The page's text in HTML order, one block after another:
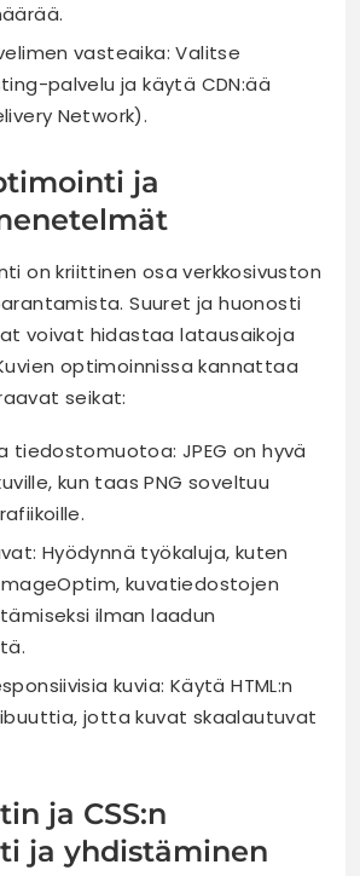
vasteaika: Valitse
palvelu ja käytä CDN:ää
Network).
ja
on kriittinen osa verkkosivuston
Suuret ja huonosti
voivat hidastaa latausaikoja
optimoinnissa kannattaa
seikat:
tiedostomuotoa: JPEG on hyvä
kun taas PNG soveltuu
Hyödynnä työkaluja, kuten
kuvatiedostojen
ilman laadun
kuvia: Käytä HTML:n
jotta kuvat skaalautuvat
ja CSS:n
ja yhdistäminen